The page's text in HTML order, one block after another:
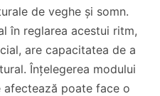
de veghe și somn.
în reglarea acestui ritm,
are capacitatea de a
Înțelegerea modului
afectează poate face o